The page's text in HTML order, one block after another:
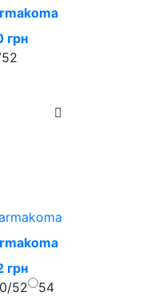
грн
грн
52 54